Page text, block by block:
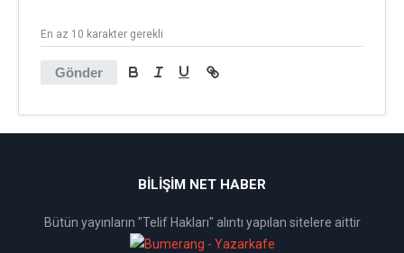
Gönder
En az 10 karakter gerekli
BİLİŞİM NET HABER
Bütün yayınların "Telif Hakları" alıntı yapılan sitelere aittir